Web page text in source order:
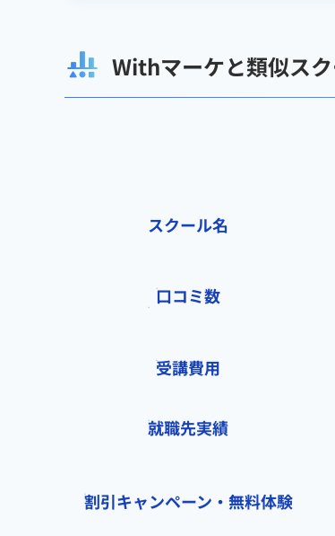
スクールへの改善ポイント
withマーケは、マーケティングを基礎から学びつつ、実
Withマーケと類似ス
スクール名
口コミ数
受講費用
就職先実績
割引キャンペーン・無料体験